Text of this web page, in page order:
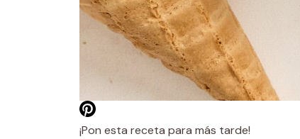
¡Pon esta receta para más tarde!